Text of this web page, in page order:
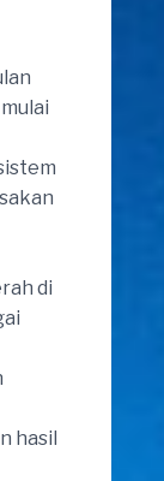
di
hasil